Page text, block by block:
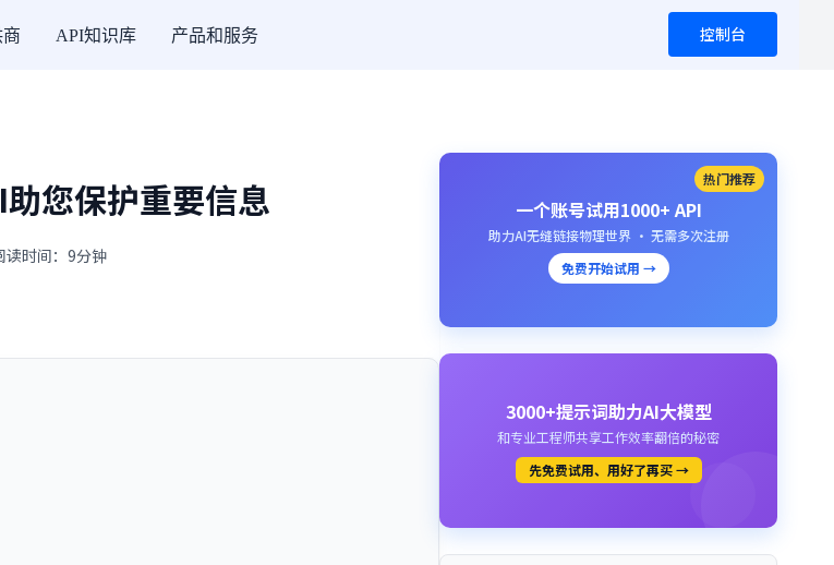
API知识库 产品和服务 控制台
您保护重要信息
时间：9分钟
热门推荐
一个账号试用1000+ API
助力AI无缝链接物理世界 · 无需多次注册
免费开始试用 →
3000+提示词助力AI大模型
和专业工程师共享工作效率翻倍的秘密
先免费试用、用好了再买 →